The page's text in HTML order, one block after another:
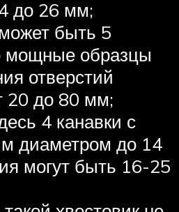
до 26 мм;
быть 5
мощные образцы
отверстий
20 до 80 мм;
4 канавки с
диаметром до 14
могут быть 16-25